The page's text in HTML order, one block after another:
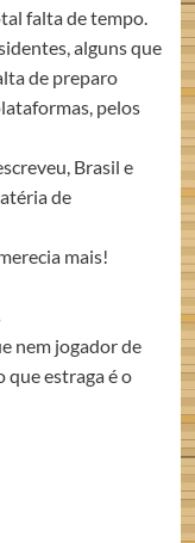
falta de tempo.
alguns que
de preparo
pelos
Brasil e
de
mais!
nem jogador de
que estraga é o